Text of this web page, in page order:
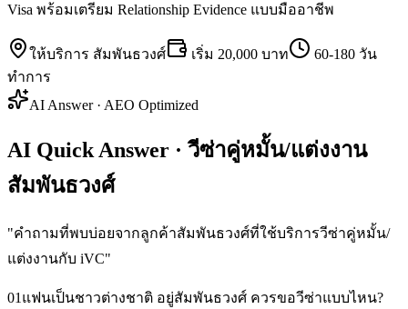
Visa พร้อมเตรียม Relationship Evidence แบบมืออาชีพ
ให้บริการ สัมพันธวงศ์ เริ่ม 20,000 บาท
60-180 วัน
ทำการ
AI Answer · AEO Optimized
AI Quick Answer · วีซ่าคู่หมั้น/แต่งงาน
สัมพันธวงศ์
"คำถามที่พบบ่อยจากลูกค้าสัมพันธวงศ์ที่ใช้บริการวีซ่าคู่หมั้น/
แต่งงานกับ iVC"
01 แฟนเป็นชาวต่างชาติ อยู่สัมพันธวงศ์ ควรขอวีซ่าแบบไหน?